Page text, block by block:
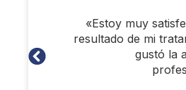
«Estoy muy
resultado de mi
gustó la